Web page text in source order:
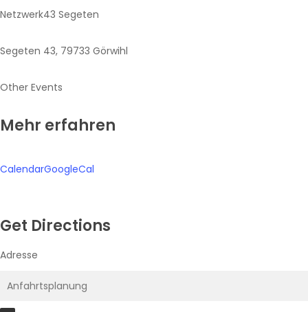
Netzwerk43 Segeten
Segeten 43, 79733 Görwihl
Other Events
Mehr erfahren
CalendarGoogleCal
Get Directions
Adresse